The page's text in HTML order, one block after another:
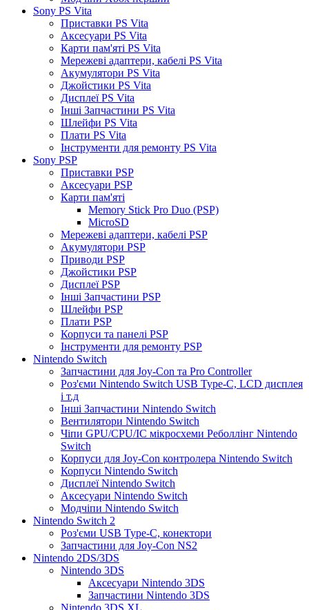
Sony PS Vita
Приставки PS Vita
Аксесуари PS Vita
Карти пам'яті PS Vita
Мережеві адаптери, кабелі PS Vita
Акумулятори PS Vita
Джойстики PS Vita
Дисплеї PS Vita
Інші Запчастини PS Vita
Шлейфи PS Vita
Плати PS Vita
Інструменти для ремонту PS Vita
Sony PSP
Приставки PSP
Аксесуари PSP
Карти пам'яті
Memory Stick Pro Duo (PSP)
MicroSD
Мережеві адаптери, кабелі PSP
Акумулятори PSP
Приводи PSP
Джойстики PSP
Дисплеї PSP
Інші Запчастини PSP
Шлейфи PSP
Плати PSP
Корпуси та панелі PSP
Інструменти для ремонту PSP
Nintendo Switch
Запчастини для Joy-Con та Pro Controller
Роз'єми Nintendo Switch USB Type-C, LCD дисплея
і т.д
Інші Запчастини Nintendo Switch
Вентилятори Nintendo Switch
Чіпи GPU/CPU/IC мікросхеми Реболлінг Nintendo
Switch
Корпуси для Joy-Con контролера Nintendo Switch
Корпуси Nintendo Switch
Дисплеї Nintendo Switch
Аксесуари Nintendo Switch
Модчіпи Nintendo Switch
Nintendo Switch 2
Роз'єми USB Type-C, конектори
Запчастини для Joy-Con NS2
Nintendo 2DS/3DS
Nintendo 3DS
Аксесуари Nintendo 3DS
Запчастини Nintendo 3DS
Nintendo 3DS XL